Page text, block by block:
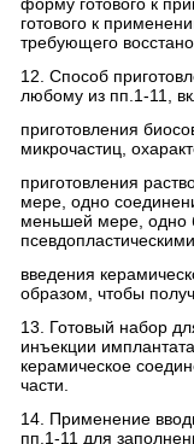
готового к
требующего
12. Способ
любому из пп.1-11,
приготовления
микрочастиц,
приготовления
мере, одно
меньшей мере, одно
введения
образом, чтобы
13. Готовый набор
инъекции
керамическое
части.
14. Применение
пп.1-11 для